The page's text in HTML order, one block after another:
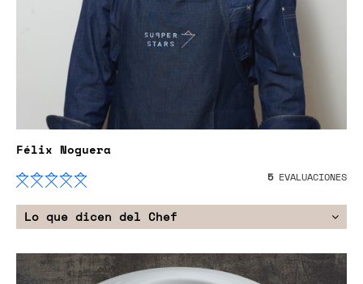
Félix Noguera
5EVALUACIONES
Lo que dicen del Chef